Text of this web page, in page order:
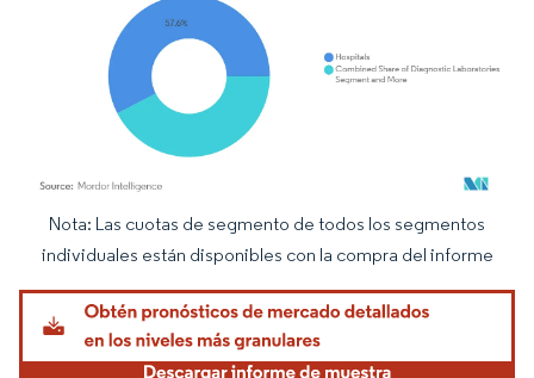
Imagen © Mordor Intelligence. El uso requiere atribución según CC BY 4.0.
Nota: Las cuotas de segmento de todos los segmentos
individuales están disponibles con la compra del informe